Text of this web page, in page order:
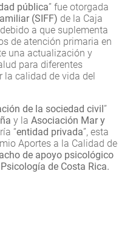
pública” fue otorgada
(SIFF) de la Caja
a que suplementa
de atención primaria en
una actualización y
para diferentes
la calidad de vida del
de la sociedad civil”
y la Asociación Mar y
“entidad privada”, esta
Aportes a la Calidad de
de apoyo psicológico
de Costa Rica.